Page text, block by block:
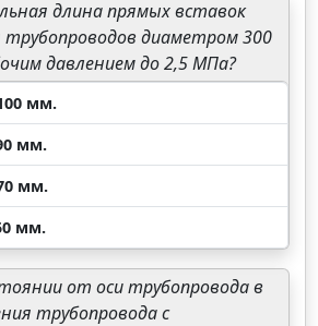
длина прямых вставок
трубопроводов диаметром 300
давлением до 2,5 МПа?
мм.
мм.
мм.
мм.
от оси трубопровода в
трубопровода с